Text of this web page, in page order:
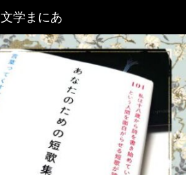
文学まにあ